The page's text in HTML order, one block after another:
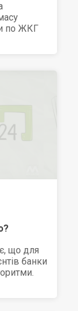
по ЖКГ
що для
банки